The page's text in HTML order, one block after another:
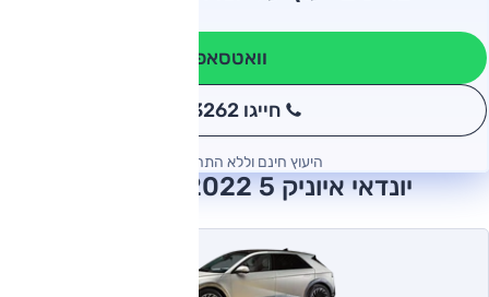
וואטסאפ
חייגו 3262
היעוץ חינם וללא התחייבות
יונדאי איוניק 5 2022 חוות דעת